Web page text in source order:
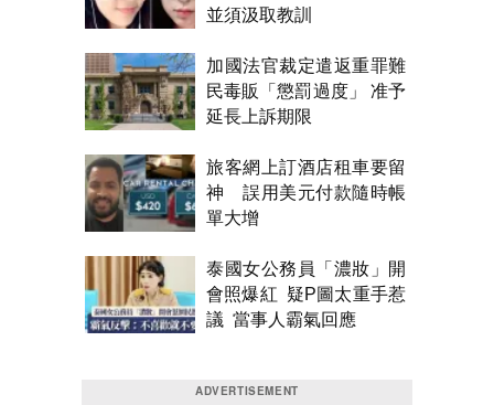
並須汲取教訓
加國法官裁定遣返重罪難
民毒販「懲罰過度」 准予
延長上訴期限
旅客網上訂酒店租車要留
神 誤用美元付款隨時帳
單大增
泰國女公務員「濃妝」開
會照爆紅 疑P圖太重手惹
議 當事人霸氣回應